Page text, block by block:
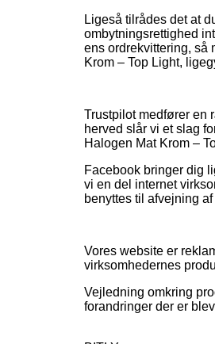
Ligeså tilrådes det at
ombytningsrettighed
ens ordrekvittering, så
Krom – Top Light,
Trustpilot medfører en
herved slår vi et slag
Halogen Mat Krom –
Facebook bringer dig
vi en del internet
benyttes til afvejning
Vores website er
virksomhedernes
Vejledning omkring
forandringer der er